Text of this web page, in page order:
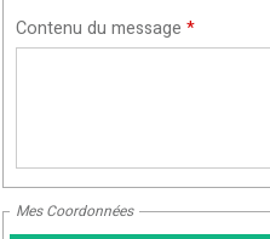
Contenu du message *
Mes Coordonnées